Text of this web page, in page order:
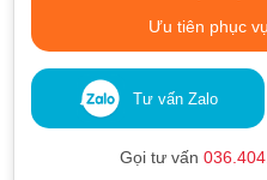
Ưu tiên phục
Tư vấn Zalo
Gọi tư vấn